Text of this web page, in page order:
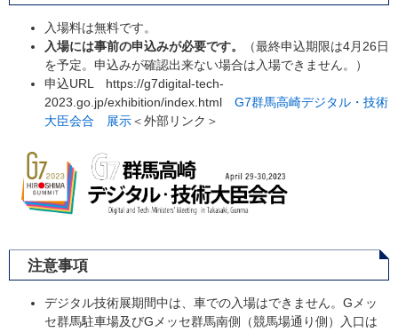
入場料は無料です。
入場には事前の申込みが必要です。
（最終申込期限は4月26日
を予定。申込みが確認出来ない場合は入場できません。）
申込URL https://g7digital-tech-
2023.go.jp/exhibition/index.html G7群馬高崎デジタル・技術
大臣会合 展示＜外部リンク＞
注意事項
デジタル技術展期間中は、車での入場はできません。Gメッ
セ群馬駐車場及びGメッセ群馬南側（競馬場通り側）入口は